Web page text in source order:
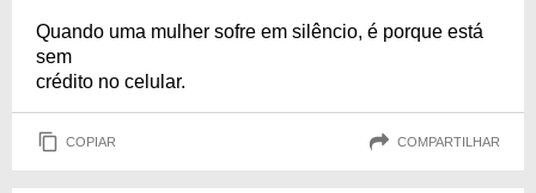
Quando uma mulher sofre em silêncio, é porque está
sem
crédito no celular.
COPIAR COMPARTILHAR